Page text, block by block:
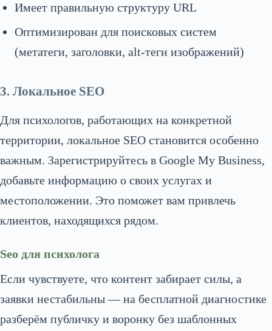
Имеет правильную структуру URL
Оптимизирован для поисковых систем
(метатеги, заголовки, alt-теги изображений)
3. Локальное SEO
Для психологов, работающих на конкретной
территории, локальное SEO становится особенно
важным. Зарегистрируйтесь в Google My Business,
добавьте информацию о своих услугах и
местоположении. Это поможет вам привлечь
клиентов, находящихся рядом.
Seo для психолога
Если чувствуете, что контент забирает силы, а
заявки нестабильны — на бесплатной диагностике
разберём публичку и воронку без шаблонных